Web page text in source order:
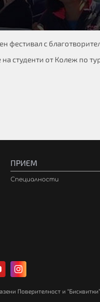
с
студенти от Колеж по
ПРИЕМ
Специалности
Поверителност и